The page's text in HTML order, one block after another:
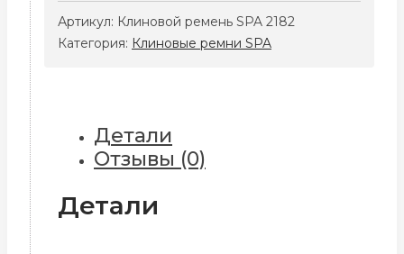
ремень
SPA
Артикул: Клиновой ремень SPA 2182
Категория: Клиновые ремни SPA
Детали
Отзывы (0)
Детали